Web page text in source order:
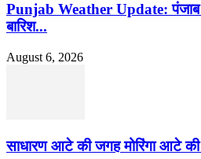
Punjab Weather Update: पंजाब
बारिश...
August 6, 2026
साधारण आटे की जगह मोरिंगा आटे